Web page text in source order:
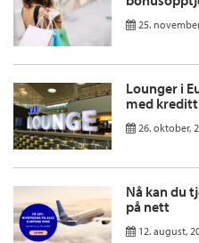
25.
Lounger i
med
26. oktober,
Nå kan du
på nett
12. august,